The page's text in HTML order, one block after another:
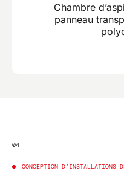
Chambre
panneau
04
CONCEPTION D’INSTALLATIONS